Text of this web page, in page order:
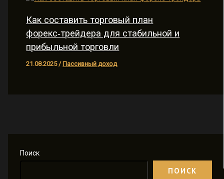
Поиск
ПОИСК
Как составить торговый план
форекс‑трейдера для стабильной и
прибыльной торговли
21.08.2025/ Пассивный доход